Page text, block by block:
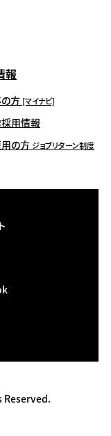
報
方 [マイナビ]
用情報
の方 ジョブリターン制度